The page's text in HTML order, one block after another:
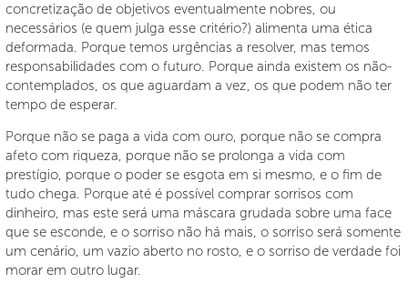
concretização de objetivos eventualmente nobres, ou
necessários (e quem julga esse critério?) alimenta uma ética
deformada. Porque temos urgências a resolver, mas temos
responsabilidades com o futuro. Porque ainda existem os não-
contemplados, os que aguardam a vez, os que podem não ter
tempo de esperar.
Porque não se paga a vida com ouro, porque não se compra
afeto com riqueza, porque não se prolonga a vida com
prestígio, porque o poder se esgota em si mesmo, e o fim de
tudo chega. Porque até é possível comprar sorrisos com
dinheiro, mas este será uma máscara grudada sobre uma face
que se esconde, e o sorriso não há mais, o sorriso será somente
um cenário, um vazio aberto no rosto, e o sorriso de verdade foi
morar em outro lugar.